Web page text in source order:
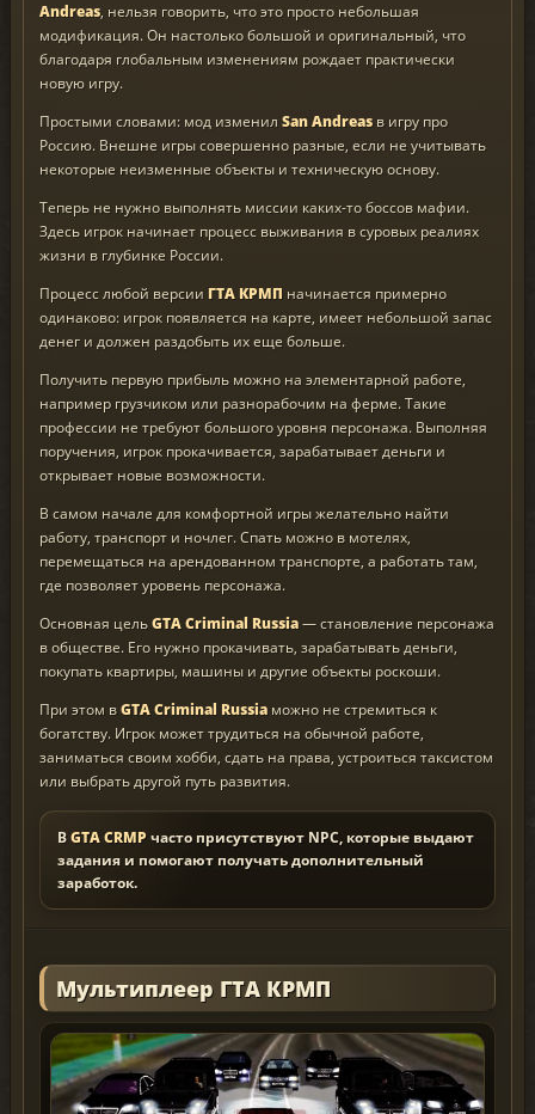
Andreas, нельзя говорить, что это просто небольшая
модификация. Он настолько большой и оригинальный, что
благодаря глобальным изменениям рождает практически
новую игру.
Простыми словами: мод изменил San Andreas в игру про
Россию. Внешне игры совершенно разные, если не учитывать
некоторые неизменные объекты и техническую основу.
Теперь не нужно выполнять миссии каких-то боссов мафии.
Здесь игрок начинает процесс выживания в суровых реалиях
жизни в глубинке России.
Процесс любой версии ГТА КРМП начинается примерно
одинаково: игрок появляется на карте, имеет небольшой запас
денег и должен раздобыть их еще больше.
Получить первую прибыль можно на элементарной работе,
например грузчиком или разнорабочим на ферме. Такие
профессии не требуют большого уровня персонажа. Выполняя
поручения, игрок прокачивается, зарабатывает деньги и
открывает новые возможности.
В самом начале для комфортной игры желательно найти
работу, транспорт и ночлег. Спать можно в мотелях,
перемещаться на арендованном транспорте, а работать там,
где позволяет уровень персонажа.
Основная цельGTA Criminal Russia— становление персонажа
в обществе. Его нужно прокачивать, зарабатывать деньги,
покупать квартиры, машины и другие объекты роскоши.
При этом вGTA Criminal Russia можно не стремиться к
богатству. Игрок может трудиться на обычной работе,
заниматься своим хобби, сдать на права, устроиться таксистом
или выбрать другой путь развития.
ВGTA CRMP часто присутствуют NPC, которые выдают
задания и помогают получать дополнительный
заработок.
Мультиплеер ГТА КРМП